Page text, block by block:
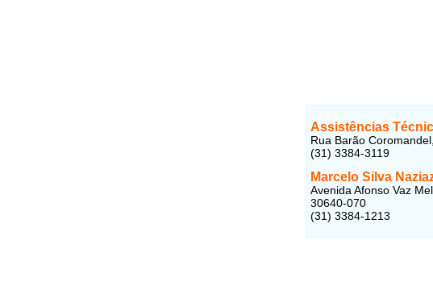
Assistências
Rua Barão
(31) 3384-3119
Marcelo Silva
Avenida Afonso Vaz
30640-070
(31) 3384-1213